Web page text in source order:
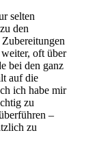
selten
den
oft über
bei den ganz
auf die
ich habe mir
zu
–
zu